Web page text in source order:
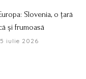
Slovenia, o țară
și frumoasă
iulie 2026